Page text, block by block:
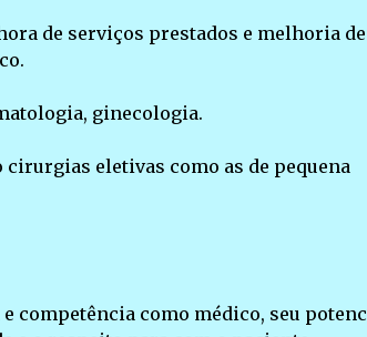
de serviços prestados e melhoria de
ginecologia.
eletivas como as de pequena
competência como médico, seu